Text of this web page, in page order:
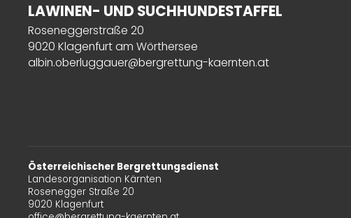
LAWINEN- UND SUCHHUNDESTAFFEL
Roseneggerstraße 20
9020 Klagenfurt am Wörthersee
albin.oberluggauer@bergrettung-kaernten.at
Österreichischer Bergrettungsdienst
Landesorganisation Kärnten
Rosenegger Straße 20
9020 Klagenfurt